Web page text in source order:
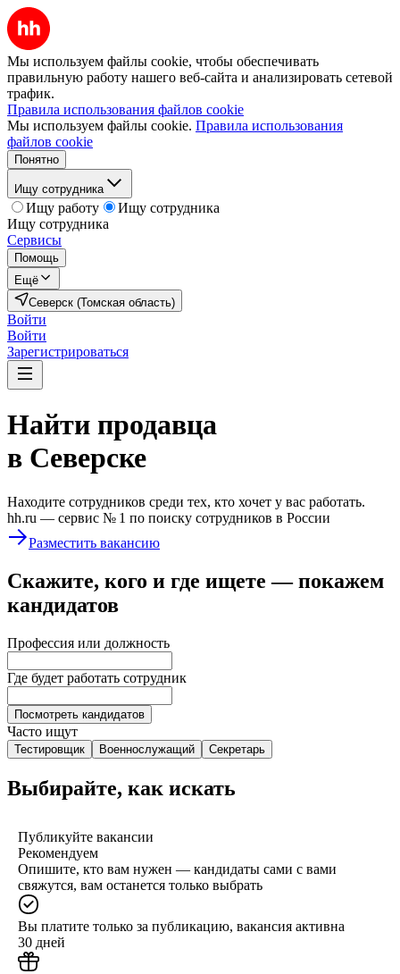
Мы используем файлы cookie, чтобы обеспечивать
правильную работу нашего веб-сайта и анализировать сетевой
трафик.
Правила использования файлов cookie
Мы используем файлы cookie. Правила использования
файлов cookie
Понятно
Ищу сотрудника
Ищу работу
Ищу сотрудника
Ищу сотрудника
Сервисы
Помощь
Ещё
Северск (Томская область)
Войти
Войти
Зарегистрироваться
Найти продавца
в Северске
Находите сотрудников среди тех, кто хочет у вас работать.
hh.ru — сервис № 1 по поиску сотрудников в России
Разместить вакансию
Скажите, кого и где ищете — покажем
кандидатов
Профессия или должность
Где будет работать сотрудник
Посмотреть кандидатов
Часто ищут
Тестировщик Военнослужащий Секретарь
Выбирайте, как искать
Публикуйте вакансии
Рекомендуем
Опишите, кто вам нужен — кандидаты сами с вами
свяжутся, вам останется только выбрать
Вы платите только за публикацию, вакансия активна
30 дней